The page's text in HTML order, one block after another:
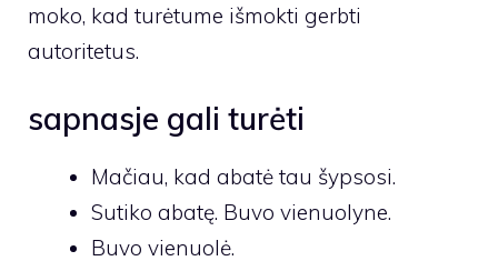
moko, kad turėtume išmokti gerbti
autoritetus.
sapnasje gali turėti
Mačiau, kad abatė tau šypsosi.
Sutiko abatę. Buvo vienuolyne.
Buvo vienuolė.